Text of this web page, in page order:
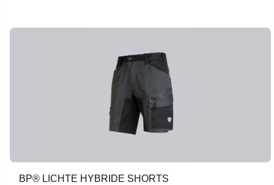
BP® LICHTE HYBRIDE SHORTS